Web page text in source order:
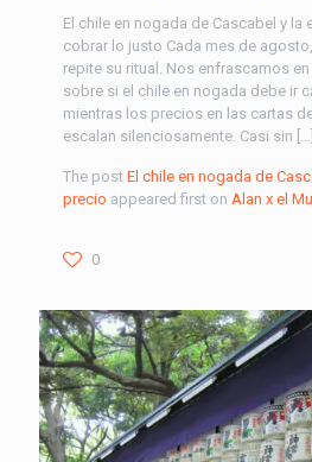
El chile en nogada de Cascabel y la
cobrar lo justo Cada mes de
repite su ritual. Nos enfrascamos
sobre si el chile en nogada debe ir
mientras los precios en las cartas
escalan silenciosamente. Casi sin […]
The post El chile en nogada de
precio appeared first on Alan x el
0